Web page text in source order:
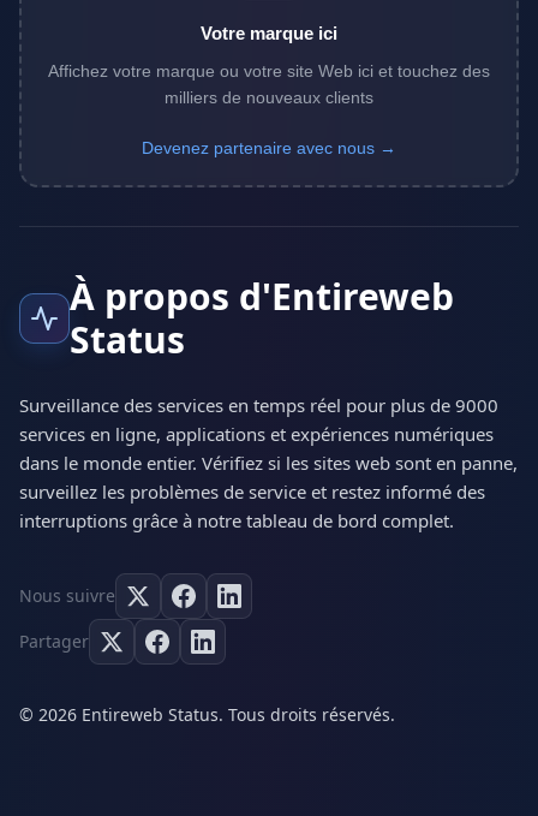
Votre marque ici
Affichez votre marque ou votre site Web ici et touchez des
milliers de nouveaux clients
Devenez partenaire avec nous →
À propos d'Entireweb
Status
Surveillance des services en temps réel pour plus de 9000
services en ligne, applications et expériences numériques
dans le monde entier. Vérifiez si les sites web sont en panne,
surveillez les problèmes de service et restez informé des
interruptions grâce à notre tableau de bord complet.
Nous suivre
Partager
© 2026 Entireweb Status. Tous droits réservés.